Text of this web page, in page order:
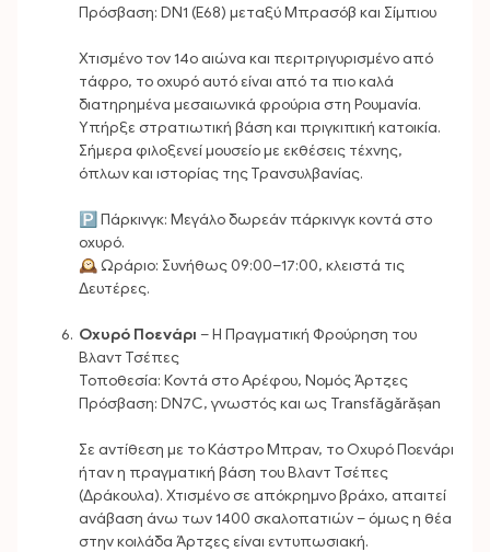
Πρόσβαση: DN1 (E68) μεταξύ Μπρασόβ και Σίμπιου
Χτισμένο τον 14ο αιώνα και περιτριγυρισμένο από
τάφρο, το οχυρό αυτό είναι από τα πιο καλά
διατηρημένα μεσαιωνικά φρούρια στη Ρουμανία.
Υπήρξε στρατιωτική βάση και πριγκιπική κατοικία.
Σήμερα φιλοξενεί μουσείο με εκθέσεις τέχνης,
όπλων και ιστορίας της Τρανσυλβανίας.
🅿️ Πάρκινγκ: Μεγάλο δωρεάν πάρκινγκ κοντά στο
οχυρό.
🕰 Ωράριο: Συνήθως 09:00–17:00, κλειστά τις
Δευτέρες.
Οχυρό Ποενάρι – Η Πραγματική Φρούρηση του
Βλαντ Τσέπες
Τοποθεσία: Κοντά στο Αρέφου, Νομός Άρτζες
Πρόσβαση: DN7C, γνωστός και ως Transfăgărășan
Σε αντίθεση με το Κάστρο Μπραν, το Οχυρό Ποενάρι
ήταν η πραγματική βάση του Βλαντ Τσέπες
(Δράκουλα). Χτισμένο σε απόκρημνο βράχο, απαιτεί
ανάβαση άνω των 1400 σκαλοπατιών – όμως η θέα
στην κοιλάδα Άρτζες είναι εντυπωσιακή.